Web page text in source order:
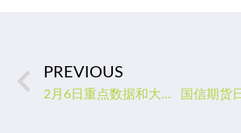
PREVIOUS
2月6日重点数据和大事件前瞻